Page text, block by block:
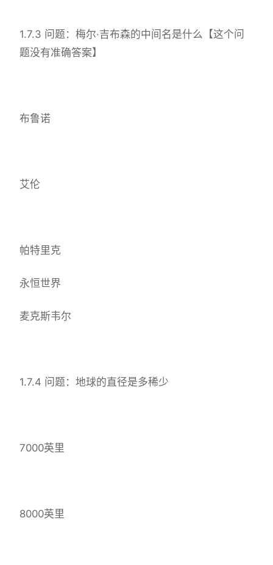
1.7.3 问题：梅尔·吉布森的中间名是什么【这个问
题没有准确答案】
布鲁诺
艾伦
帕特里克
永恒世界
麦克斯韦尔
1.7.4 问题：地球的直径是多稀少
7000英里
8000英里